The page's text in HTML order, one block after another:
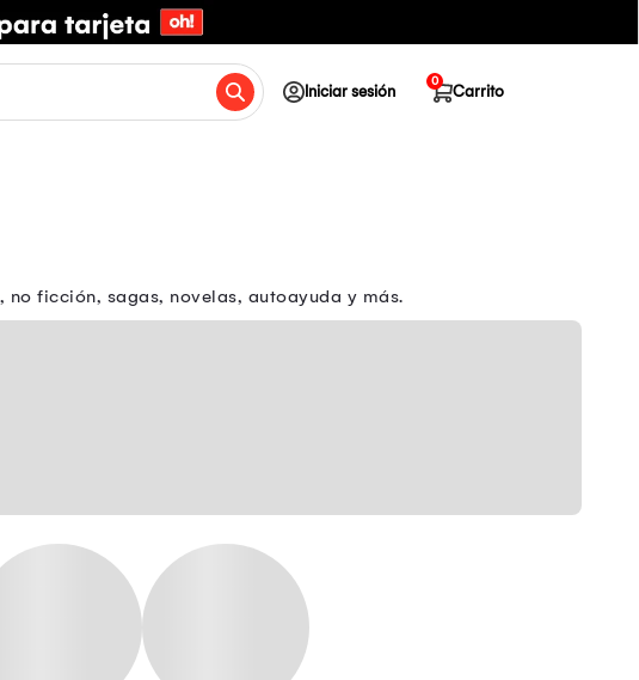
Iniciar sesión Carrito
0
ficción, sagas, novelas, autoayuda y más.